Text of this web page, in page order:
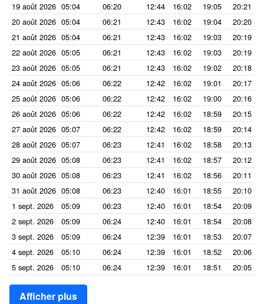
19 août 2026 05:04 06:20 12:44 16:02 19:05
20:21
20 août 2026 05:04 06:21 12:43 16:02 19:04
20:20
21 août 2026 05:04 06:21 12:43 16:02 19:03
20:19
22 août 2026 05:05 06:21 12:43 16:02 19:03
20:19
23 août 2026 05:05 06:21 12:43 16:02 19:02
20:18
24 août 2026 05:06 06:22 12:42 16:02 19:01
20:17
25 août 2026 05:06 06:22 12:42 16:02 19:00
20:16
26 août 2026 05:06 06:22 12:42 16:02 18:59
20:15
27 août 2026 05:07 06:22 12:42 16:02 18:59
20:14
28 août 2026 05:07 06:23 12:41 16:02 18:58
20:13
29 août 2026 05:08 06:23 12:41 16:02 18:57
20:12
30 août 2026 05:08 06:23 12:41 16:02 18:56
20:11
31 août 2026 05:08 06:23 12:40 16:01 18:55
20:10
1 sept. 2026
05:09 06:23 12:40 16:01 18:54
20:09
2 sept. 2026
05:09 06:24 12:40 16:01 18:54
20:08
3 sept. 2026
05:09 06:24 12:39 16:01 18:53
20:07
4 sept. 2026
05:10 06:24 12:39 16:01 18:52
20:06
5 sept. 2026
05:10 06:24 12:39 16:01 18:51 20:05
Afficher plus